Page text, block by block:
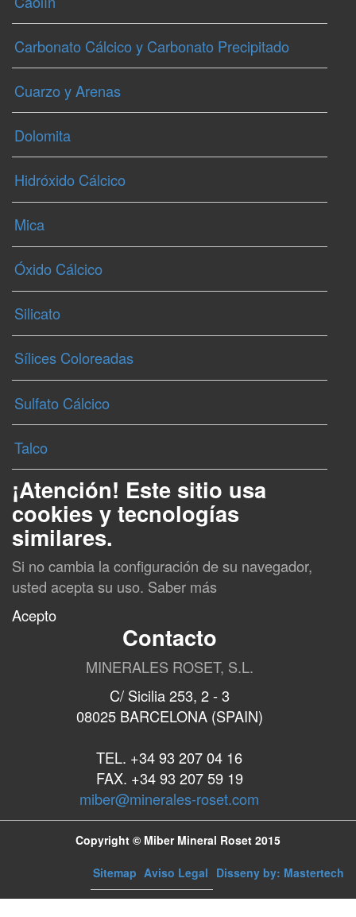
Carbonato Cálcico y Carbonato Precipitado
Cuarzo y Arenas
Dolomita
Hidróxido Cálcico
Mica
Óxido Cálcico
Silicato
Sílices Coloreadas
Sulfato Cálcico
Talco
¡Atención! Este sitio usa
cookies y tecnologías
similares.
Si no cambia la configuración de su navegador,
usted acepta su uso. Saber más
Acepto
Contacto
MINERALES ROSET, S.L.
C/ Sicilia 253, 2 - 3
08025 BARCELONA (SPAIN)
TEL. +34 93 207 04 16
FAX. +34 93 207 59 19
miber@minerales-roset.com
Copyright © Miber Mineral Roset 2015
Sitemap Aviso Legal Disseny by: Mastertech